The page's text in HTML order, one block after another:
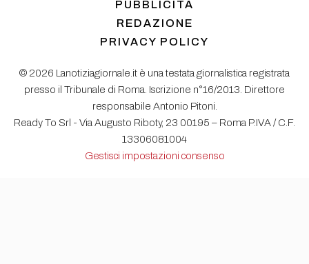
PUBBLICITÀ
REDAZIONE
PRIVACY POLICY
© 2026 Lanotiziagiornale.it è una testata giornalistica registrata
presso il Tribunale di Roma. Iscrizione n°16/2013. Direttore
responsabile Antonio Pitoni.
Ready To Srl - Via Augusto Riboty, 23 00195 – Roma P.IVA / C.F.
13306081004
Gestisci impostazioni consenso